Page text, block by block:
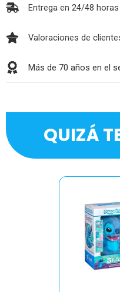
Entrega en 24/48 horas
Valoraciones de
Más de 70 años en el
QUIZÁ